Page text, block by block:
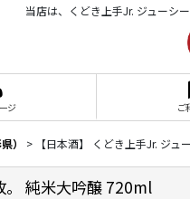
当店は、くどき上手Jr. ジューシ
ジ ご
） > 【日本酒】 くどき上手Jr. ジ
。 純米大吟醸 720ml